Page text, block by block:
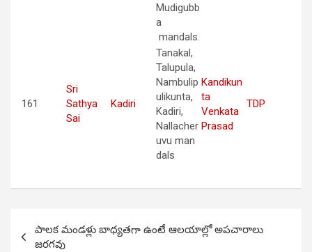
Mudigubb
a
mandals.
161
Sri
Sathya
Sai
Kadiri
Tanakal,
Talupula,
Nambulip
ulikunta,
Kadiri,
Nallacher
uvu man
dals
Kandikun
ta
Venkata
Prasad
TDP
navigation
పాలక మండళ్లు బాధ్యతగా ఉంటే ఆలయాల్లో అపచారాలు
జరగవు